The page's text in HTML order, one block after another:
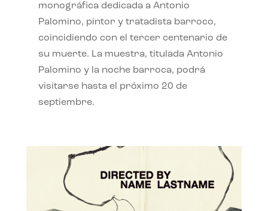
monográfica dedicada a Antonio
Palomino, pintor y tratadista barroco,
coincidiendo con el tercer centenario de
su muerte. La muestra, titulada Antonio
Palomino y la noche barroca, podrá
visitarse hasta el próximo 20 de
septiembre.